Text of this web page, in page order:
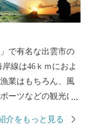
で有名な出雲市の
線は46ｋｍにおよ
業はもちろん、風
ーツなどの観光に
。 世界遺産「石見
介をもっと見る